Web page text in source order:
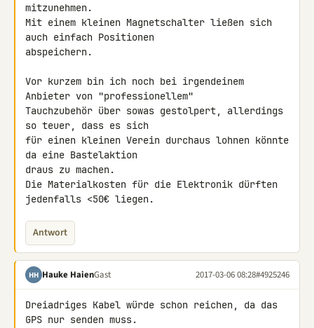
mitzunehmen.
Mit einem kleinen Magnetschalter ließen sich
auch einfach Positionen
abspeichern.
Vor kurzem bin ich noch bei irgendeinem
Anbieter von "professionellem"
Tauchzubehör über sowas gestolpert, allerdings
so teuer, dass es sich
für einen kleinen Verein durchaus lohnen könnte
da eine Bastelaktion
draus zu machen.
Die Materialkosten für die Elektronik dürften
jedenfalls <50€ liegen.
Antwort
HH Hauke HaienGast 2017-03-06 08:28#4925246
Dreiadriges Kabel würde schon reichen, da das
GPS nur senden muss.